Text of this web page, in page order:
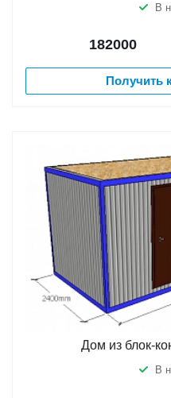
В
182000
Получить
Дом из блок-
В